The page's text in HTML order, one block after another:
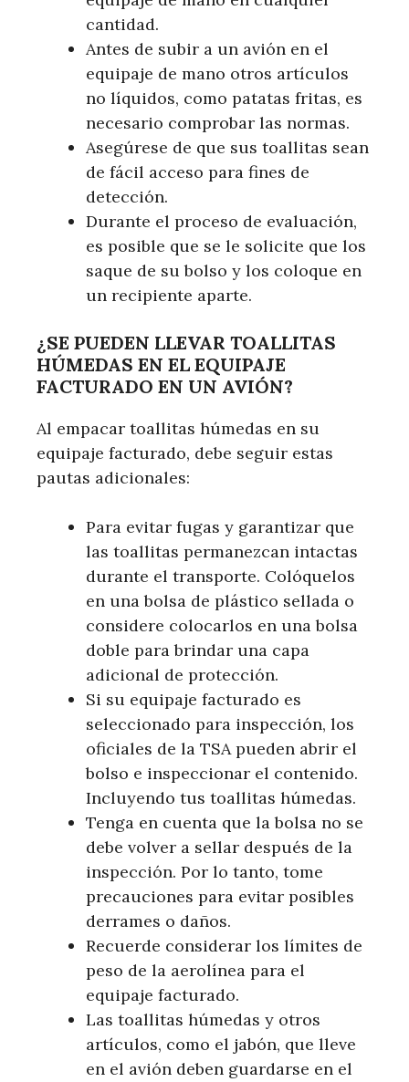
cantidad.
Antes de subir a un avión en el
equipaje de mano otros artículos
no líquidos, como patatas fritas, es
necesario comprobar las normas.
Asegúrese de que sus toallitas sean
de fácil acceso para fines de
detección.
Durante el proceso de evaluación,
es posible que se le solicite que los
saque de su bolso y los coloque en
un recipiente aparte.
¿SE PUEDEN LLEVAR TOALLITAS
HÚMEDAS EN EL EQUIPAJE
FACTURADO EN UN AVIÓN?
Al empacar toallitas húmedas en su
equipaje facturado, debe seguir estas
pautas adicionales:
Para evitar fugas y garantizar que
las toallitas permanezcan intactas
durante el transporte. Colóquelos
en una bolsa de plástico sellada o
considere colocarlos en una bolsa
doble para brindar una capa
adicional de protección.
Si su equipaje facturado es
seleccionado para inspección, los
oficiales de la TSA pueden abrir el
bolso e inspeccionar el contenido.
Incluyendo tus toallitas húmedas.
Tenga en cuenta que la bolsa no se
debe volver a sellar después de la
inspección. Por lo tanto, tome
precauciones para evitar posibles
derrames o daños.
Recuerde considerar los límites de
peso de la aerolínea para el
equipaje facturado.
Las toallitas húmedas y otros
artículos, como el jabón, que lleve
en el avión deben guardarse en el